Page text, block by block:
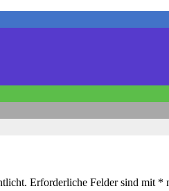
Erforderliche Felder sind mit *